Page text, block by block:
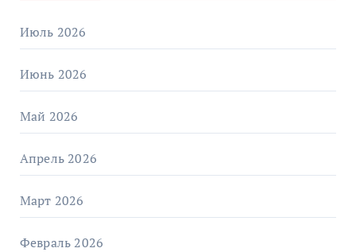
Июль 2026
Июнь 2026
Май 2026
Апрель 2026
Март 2026
Февраль 2026